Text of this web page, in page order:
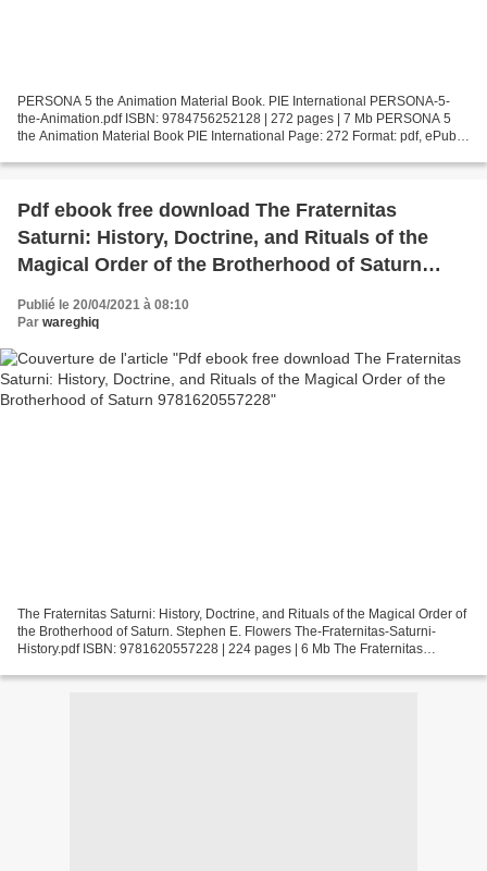
PERSONA 5 the Animation Material Book. PIE International PERSONA-5-
the-Animation.pdf ISBN: 9784756252128 | 272 pages | 7 Mb PERSONA 5
the Animation Material Book PIE International Page: 272 Format: pdf, ePub,
Pdf ebook free download The Fraternitas
Saturni: History, Doctrine, and Rituals of the
Magical Order of the Brotherhood of Saturn
9781620557228
Publié le 20/04/2021 à 08:10
Par wareghiq
The Fraternitas Saturni: History, Doctrine, and Rituals of the Magical Order of
the Brotherhood of Saturn. Stephen E. Flowers The-Fraternitas-Saturni-
History.pdf ISBN: 9781620557228 | 224 pages | 6 Mb The Fraternitas